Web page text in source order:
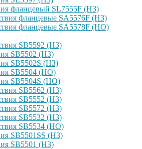
фланцевый SL7555F (НЗ)
фланцевые SA5576F (НЗ)
фланцевые SA5578F (НО)
SB5592 (НЗ)
SB5502 (НЗ)
SB5502S (НЗ)
SB5504 (НО)
SB5504S (НО)
SB5562 (НЗ)
SB5552 (НЗ)
SB5572 (НЗ)
SB5532 (НЗ)
SB5534 (НО)
SB5501SS (НЗ)
SB5501 (НЗ)